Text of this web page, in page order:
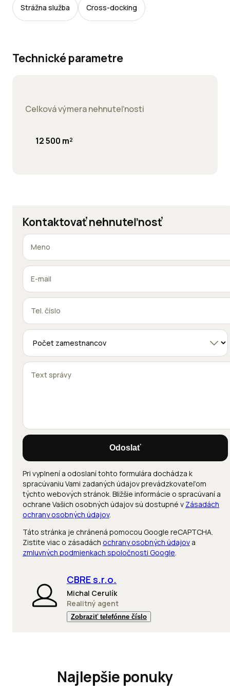
Strážna služba Cross-docking
Technické parametre
Celková výmera nehnuteľnosti
12 500 m²
Kontaktovať nehnuteľnosť
Odoslať
Pri vyplnení a odoslaní tohto formulára dochádza k
spracúvaniu Vami zadaných údajov prevádzkovateľom
týchto webových stránok. Bližšie informácie o spracúvaní a
ochrane Vašich osobných údajov sú dostupné v Zásadách
ochrany osobných údajov.
Táto stránka je chránená pomocou Google reCAPTCHA.
Zistite viac o zásadách ochrany osobných údajov a
zmluvných podmienkach spoločnosti Google.
CBRE s.r.o.
Michal Cerulík
Realitný agent
Zobraziť telefónne číslo
Najlepšie ponuky